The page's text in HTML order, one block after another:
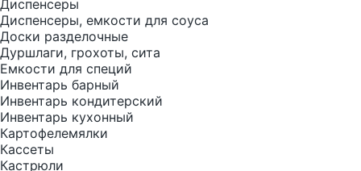
Диспенсеры
Диспенсеры, емкости для соуса
Доски разделочные
Дуршлаги, грохоты, сита
Емкости для специй
Инвентарь барный
Инвентарь кондитерский
Инвентарь кухонный
Картофелемялки
Кассеты
Кастрюли